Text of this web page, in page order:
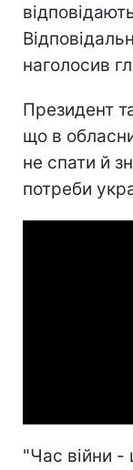
наголосив
Президент
що в
не спати й
потреби
"Час війни -